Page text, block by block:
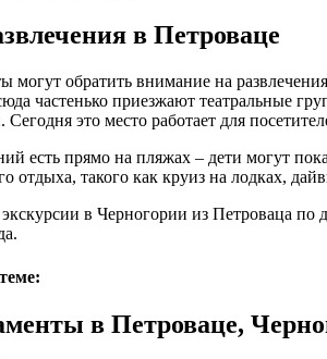
в Петроваце
обратить внимание на
частенько приезжают театральные
это место работает для
есть прямо на пляжах – дети могут
отдыха, такого как круиз на лодках,
в Черногории из Петроваца
в Петроваце,